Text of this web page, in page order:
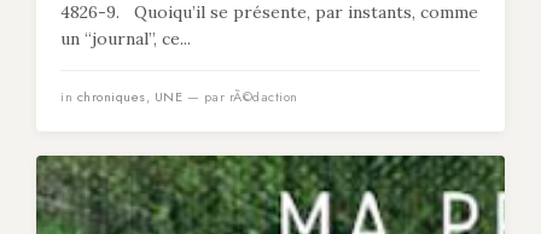
4826-9. Quoiqu’il se présente, par instants, comme
un “journal”, ce...
in chroniques, UNE — par rÃ©daction